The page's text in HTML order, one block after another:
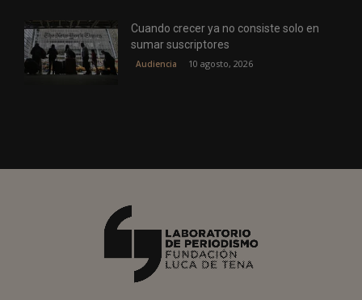
Cuando crecer ya no consiste solo en
sumar suscriptores
Audiencia 10 agosto, 2026